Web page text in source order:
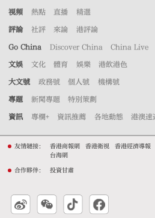
視頻 熱點 直播 精選
評論 社評 來論 港評論
Go China Discover China China Live
文娛 文化 體育 娛樂 港飲港色
大文號 政務號 個人號 機構號
專題 新聞專題 特別策劃
資訊 專欄+ 資訊推薦 各地動態 港澳速
友情鏈接： 香港商報網 香港衛視 香港經濟導報
台海網
合作夥伴： 投資甘肅